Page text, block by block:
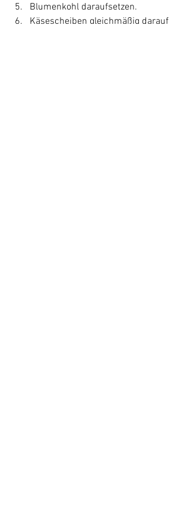
Blumenkohl daraufsetzen.
Käsescheiben gleichmäßig darauf